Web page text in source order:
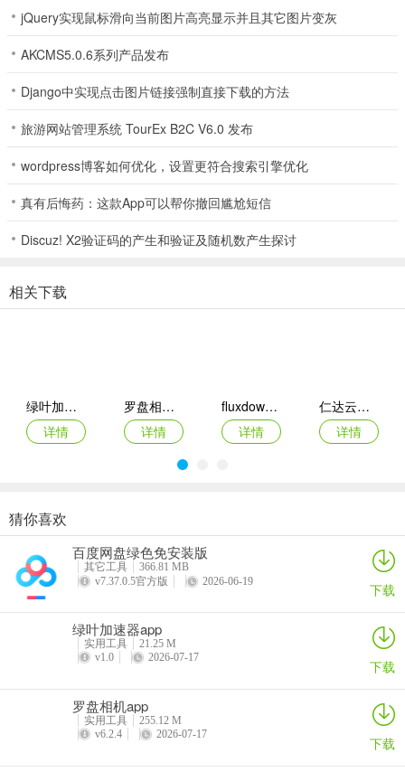
【免电脑的“伪 ADB”体验】
它本质上是将 `adb install` 的各种复杂参数（如 `-r`, `-t`, `-g` 等）图
形化。借助Shizuku框架，用户无需连接 PC 运行命令行，在手机端勾
选开关即可获得高级权限。
【自定义安装源模拟】
允许用户手动指定“安装程序包名”。通过模拟来自Google Play或特定
应用商店的来源，可以巧妙规避某些应用内部的来源校验逻辑。
Install with Options怎么用
Install with Options在获取高级权限后进行工作运行
用时就可以勾选允许“降级安装的选项”
4、然后点击底部的“选择文件”按钮后会打开手机文件管理系统，选择
手机本地中的安装包
头所指处代表有1个安装包正在就绪），接着就可以点击旁边的“安
jQuery实现鼠标滑向当前图片高亮显示并且其它图片变灰
AKCMS5.0.6系列产品发布
Django中实现点击图片链接强制直接下载的方法
旅游网站管理系统 TourEx B2C V6.0 发布
wordpress博客如何优化，设置更符合搜索引擎优化
真有后悔药：这款App可以帮你撤回尴尬短信
Discuz! X2验证码的产生和验证及随机数产生探讨
相关下载
绿叶加速器app
详情
罗盘相机app
详情
fluxdown手机版
详情
仁达云电脑app
详情
VEGA云电脑app
详情
2026百度网盘手机客户端
详情
最i玩云手机app
Marvis
猜你喜欢
百度网盘绿色免安装版
其它工具
366.81 MB
v7.37.0.5官方版
2026-06-19 下载
绿叶加速器app
实用工具
21.25 M
v1.0
2026-07-17 下载
罗盘相机app
实用工具
255.12 M
v6.2.4
2026-07-17 下载